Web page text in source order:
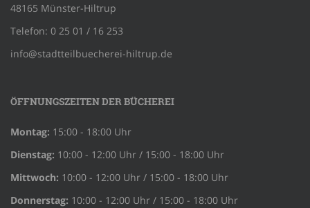
48165 Münster-Hiltrup
Telefon: 0 25 01 / 16 253
info@stadtteilbuecherei-hiltrup.de
ÖFFNUNGSZEITEN DER BÜCHEREI
Montag: 15:00 - 18:00 Uhr
Dienstag: 10:00 - 12:00 Uhr / 15:00 - 18:00 Uhr
Mittwoch: 10:00 - 12:00 Uhr / 15:00 - 18:00 Uhr
Donnerstag: 10:00 - 12:00 Uhr / 15:00 - 18:00 Uhr